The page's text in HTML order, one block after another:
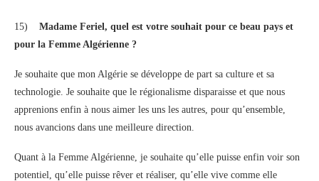
15)
Madame Feriel, quel est votre souhait pour ce beau pays et
pour la Femme Algérienne ?
Je souhaite que mon Algérie se développe de part sa culture et sa
technologie. Je souhaite que le régionalisme disparaisse et que nous
apprenions enfin à nous aimer les uns les autres, pour qu’ensemble,
nous avancions dans une meilleure direction.
Quant à la Femme Algérienne, je souhaite qu’elle puisse enfin voir son
potentiel, qu’elle puisse rêver et réaliser, qu’elle vive comme elle